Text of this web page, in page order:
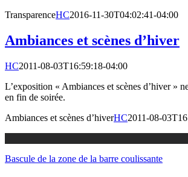
TransparenceHC2016-11-30T04:02:41-04:00
Ambiances et scènes d’hiver
HC2011-08-03T16:59:18-04:00
L’exposition « Ambiances et scènes d’hiver »
en fin de soirée.
Ambiances et scènes d’hiverHC2011-08-
Bascule de la zone de la barre coulissante